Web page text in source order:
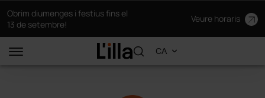
Obrim diumenges i festius fins el
13 de setembre!
Veure horaris